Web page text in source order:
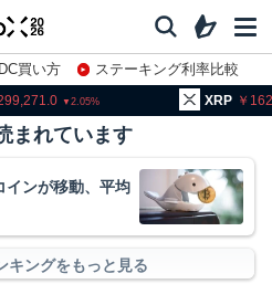
買い方
ステーキング利率比較
XRP 162.56
まれています
インが移動、平均
キングをもっと見る